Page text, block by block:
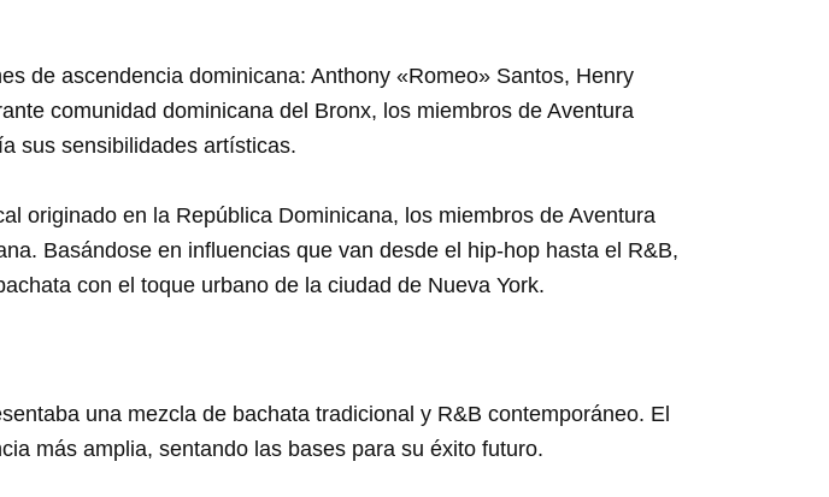
de ascendencia dominicana: Anthony «Romeo» Santos, Henry
comunidad dominicana del Bronx, los miembros de Aventura
sus sensibilidades artísticas.
originado en la República Dominicana, los miembros de Aventura
Basándose en influencias que van desde el hip-hop hasta el R&B,
con el toque urbano de la ciudad de Nueva York.
una mezcla de bachata tradicional y R&B contemporáneo. El
más amplia, sentando las bases para su éxito futuro.